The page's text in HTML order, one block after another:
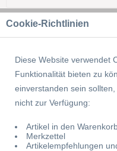
Filtern
Cookie-Richtlinien
Diese Website verwendet
Funktionalität bieten zu
einverstanden sein
nicht zur Verfügung:
Artikel in den
Merkzettel
Artikelempfehlungen